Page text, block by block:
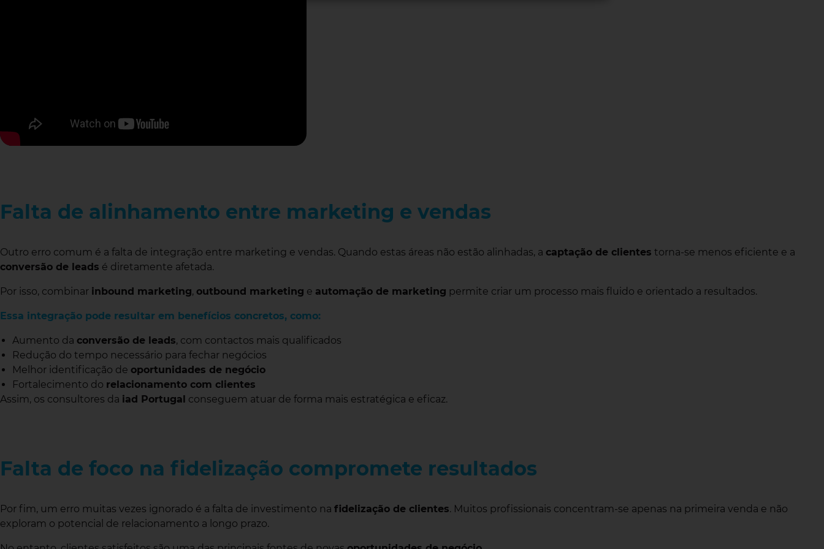
Falta de alinhamento entre marketing e vendas
Outro erro comum é a falta de integração entre marketing e vendas. Quando estas áreas não estão alinhadas, a captação de clientes torna-se menos eficiente e a
conversão de leads é diretamente afetada.
Por isso, combinar inbound marketing, outbound marketing e automação de marketing permite criar um processo mais fluido e orientado a resultados.
Essa integração pode resultar em benefícios concretos, como:
Aumento da conversão de leads, com contactos mais qualificados
Redução do tempo necessário para fechar negócios
Melhor identificação de oportunidades de negócio
Fortalecimento do relacionamento com clientes
Assim, os consultores da iad Portugal conseguem atuar de forma mais estratégica e eficaz.
Falta de foco na fidelização compromete resultados
Por fim, um erro muitas vezes ignorado é a falta de investimento na fidelização de clientes. Muitos profissionais concentram-se apenas na primeira venda e não
exploram o potencial de relacionamento a longo prazo.